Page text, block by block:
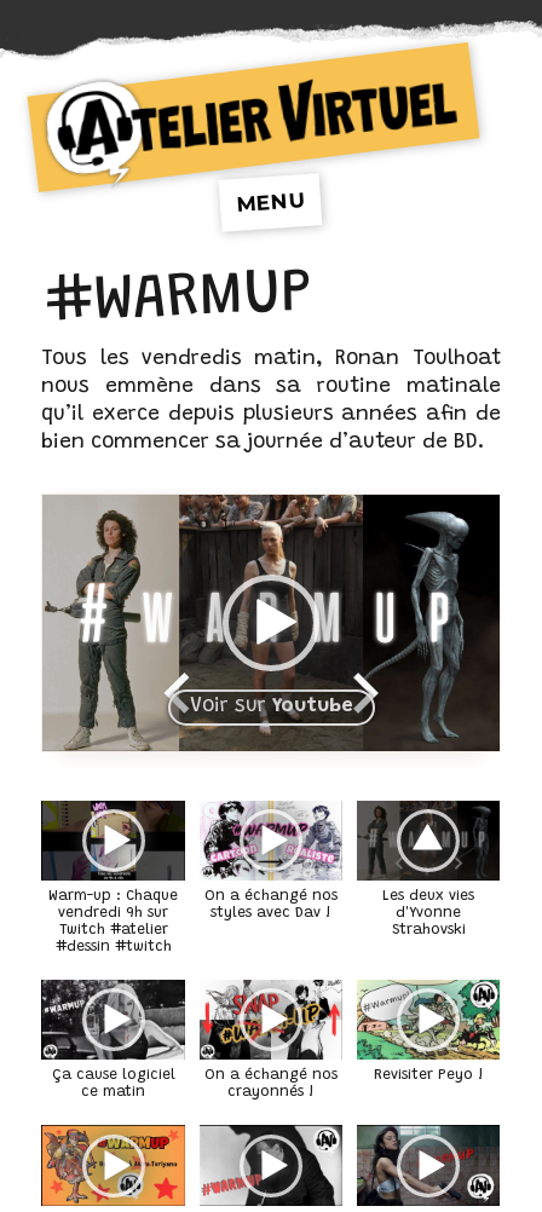
Atelier VirtuelMENU
#WARMUP
Tous les vendredis matin, Ronan Toulhoat
nous emmène dans sa routine matinale
qu’il exerce depuis plusieurs années afin de
bien commencer sa journée d’auteur de BD.
Voir sur Youtube
Warm-up : Chaque
vendredi 9h sur
Twitch #atelier
#dessin #twitch
On a échangé nos
styles avec Dav !
Les deux vies
d'Yvonne
Strahovski
Ça cause logiciel
ce matin
On a échangé nos
crayonnés !
Revisiter Peyo !